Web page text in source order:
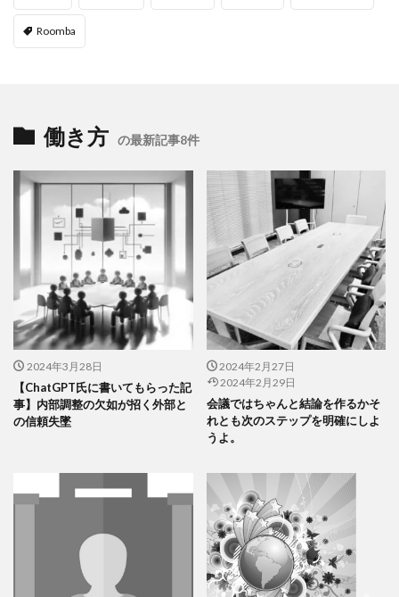
Roomba
働き方 の最新記事8件
2024年3月28日
【ChatGPT氏に書いてもらった記
事】内部調整の欠如が招く外部と
の信頼失墜
2024年2月27日
2024年2月29日
会議ではちゃんと結論を作るかそ
れとも次のステップを明確にしよ
うよ。